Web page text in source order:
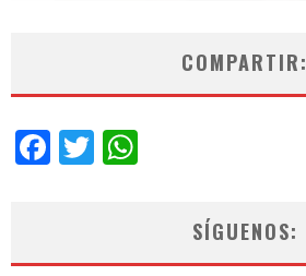
COMPARTIR:
Facebook
Twitter
SÍGUENOS: